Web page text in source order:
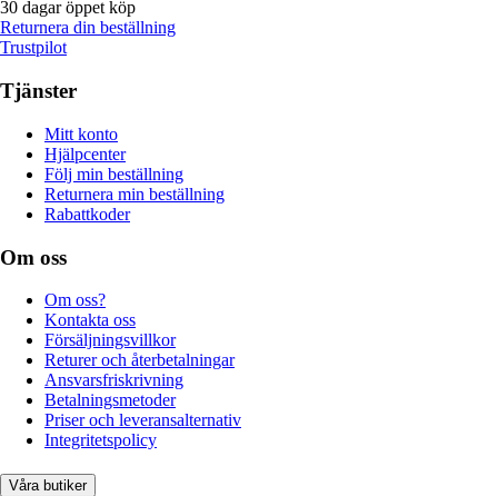
30 dagar öppet köp
Returnera din beställning
Trustpilot
Tjänster
Mitt konto
Hjälpcenter
Följ min beställning
Returnera min beställning
Rabattkoder
Om oss
Om oss?
Kontakta oss
Försäljningsvillkor
Returer och återbetalningar
Ansvarsfriskrivning
Betalningsmetoder
Priser och leveransalternativ
Integritetspolicy
Våra butiker